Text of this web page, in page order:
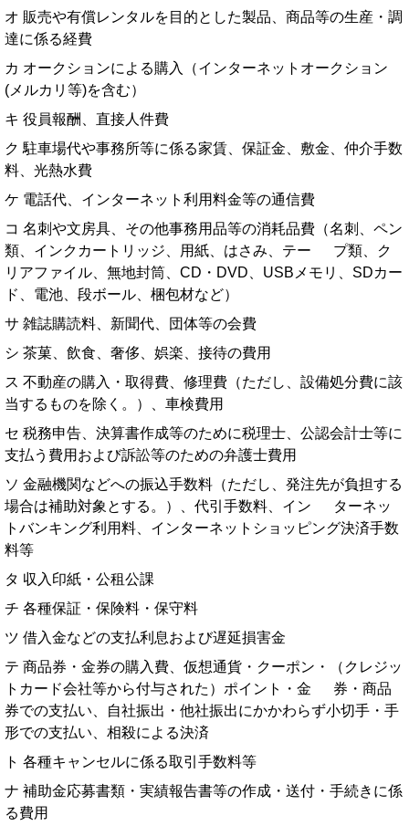
オ 販売や有償レンタルを目的とした製品、商品等の生産・調
達に係る経費
カ オークションによる購入（インターネットオークション
(メルカリ等)を含む）
キ 役員報酬、直接人件費
ク 駐車場代や事務所等に係る家賃、保証金、敷金、仲介手数
料、光熱水費
ケ 電話代、インターネット利用料金等の通信費
コ 名刺や文房具、その他事務用品等の消耗品費（名刺、ペン
類、インクカートリッジ、用紙、はさみ、テー プ類、ク
リアファイル、無地封筒、CD・DVD、USBメモリ、SDカー
ド、電池、段ボール、梱包材など）
サ 雑誌購読料、新聞代、団体等の会費
シ 茶菓、飲食、奢侈、娯楽、接待の費用
ス 不動産の購入・取得費、修理費（ただし、設備処分費に該
当するものを除く。）、車検費用
セ 税務申告、決算書作成等のために税理士、公認会計士等に
支払う費用および訴訟等のための弁護士費用
ソ 金融機関などへの振込手数料（ただし、発注先が負担する
場合は補助対象とする。）、代引手数料、イン ターネッ
トバンキング利用料、インターネットショッピング決済手数
料等
タ 収入印紙・公租公課
チ 各種保証・保険料・保守料
ツ 借入金などの支払利息および遅延損害金
テ 商品券・金券の購入費、仮想通貨・クーポン・（クレジッ
トカード会社等から付与された）ポイント・金 券・商品
券での支払い、自社振出・他社振出にかかわらず小切手・手
形での支払い、相殺による決済
ト 各種キャンセルに係る取引手数料等
ナ 補助金応募書類・実績報告書等の作成・送付・手続きに係
る費用